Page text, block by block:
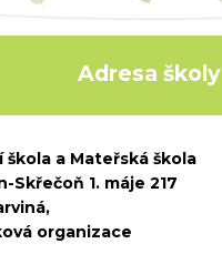
Adresa školy
škola a Mateřská škola
Skřečoň 1. máje 217
organizace